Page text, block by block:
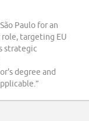
Paulo for an
targeting EU
strategic
degree and